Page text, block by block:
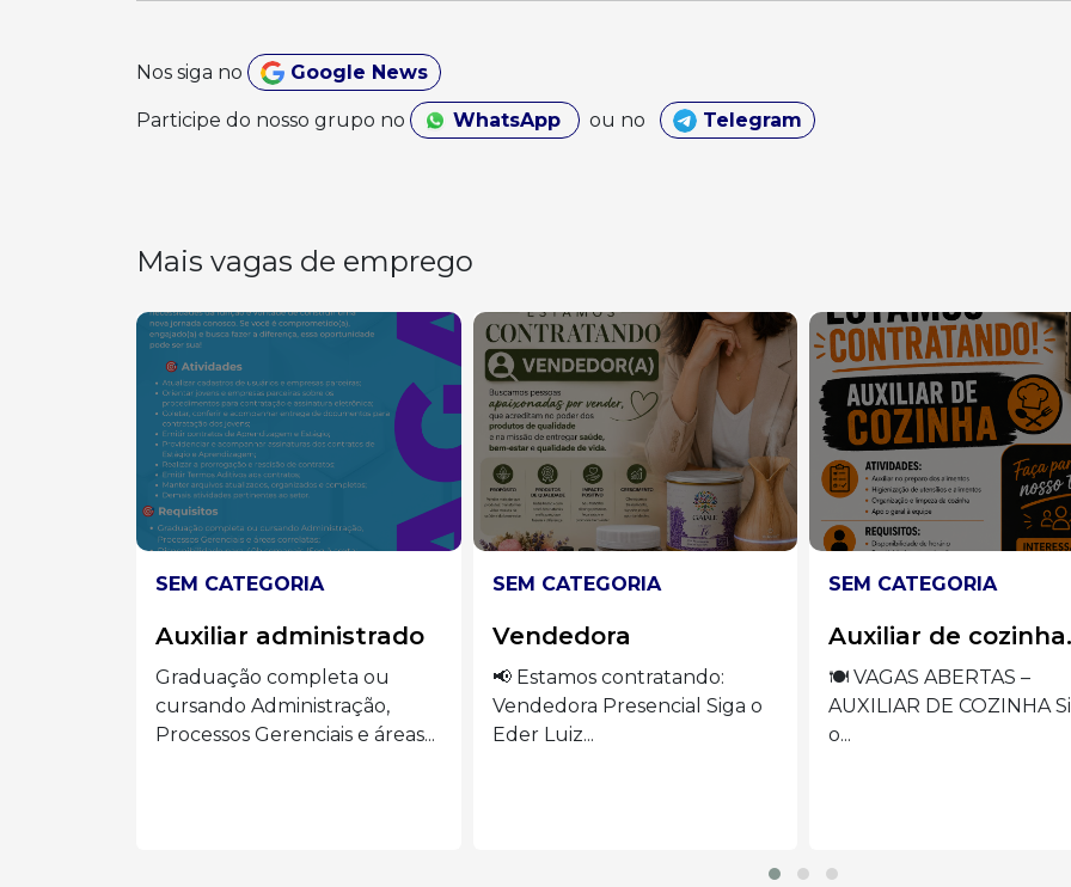
Nos siga no Google News
Participe do nosso grupo no WhatsApp ou no Telegram
Mais vagas de emprego
SEM CATEGORIA
Vendedora
📢 Estamos contratando:
Vendedora Presencial Siga o
Eder Luiz...
SEM CATEGORIA
Auxiliar de cozinha.
🍽️ VAGAS ABERTAS –
AUXILIAR DE COZINHA Siga
o...
SEM CATEGORIA
Operadora de
máquina de
VAGA ABERTA –
OPERADORA DE